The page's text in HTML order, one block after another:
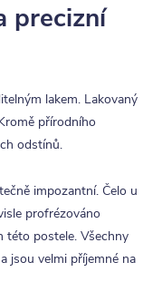
precizní
lakem. Lakovaný
přírodního
odstínů.
impozantní. Čelo u
profrézováno
této postele. Všechny
jsou velmi příjemné na